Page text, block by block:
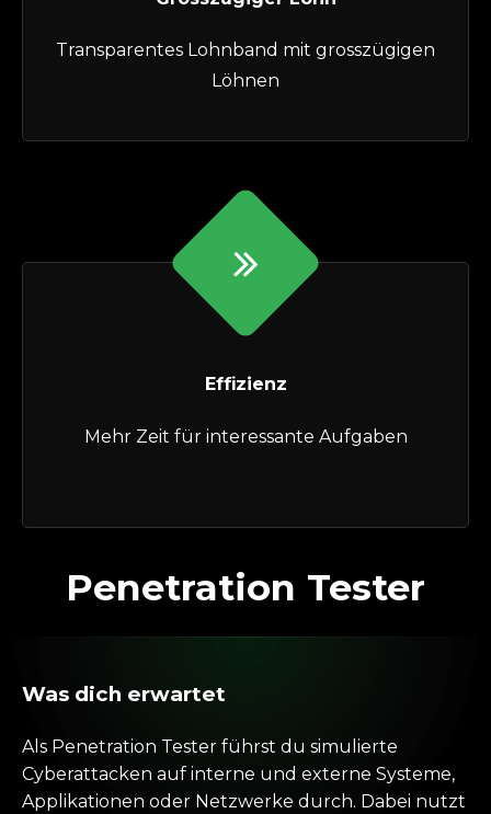
Transparentes Lohnband mit grosszügigen
Löhnen
Effizienz
Mehr Zeit für interessante Aufgaben
Penetration Tester
Was dich erwartet
Als Penetration Tester führst du simulierte
Cyberattacken auf interne und externe Systeme,
Applikationen oder Netzwerke durch. Dabei nutzt